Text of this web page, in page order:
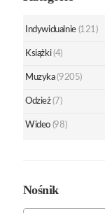
Indywidualnie (121)
Książki (4)
Muzyka (9205)
Odzież (7)
Wideo (98)
Nośnik